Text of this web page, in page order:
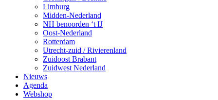
Limburg
Midden-Nederland
NH benoorden ‘t IJ
Oost-Nederland
Rotterdam
Utrecht-zuid / Rivierenland
Zuidoost Brabant
Zuidwest Nederland
Nieuws
Agenda
Webshop